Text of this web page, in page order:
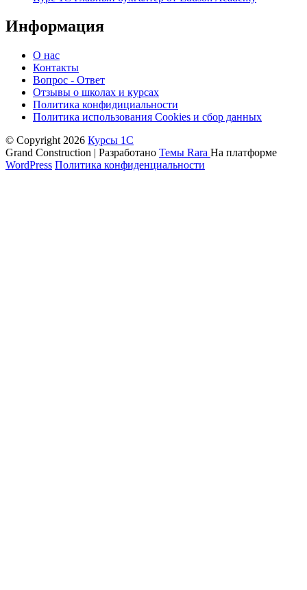
Информация
О нас
Контакты
Вопрос - Ответ
Отзывы о школах и курсах
Политика конфидициальности
Политика использования Cookies и сбор данных
© Copyright 2026 Курсы 1С
Grand Construction | Разработано Темы Rara На платформе
WordPress Политика конфиденциальности